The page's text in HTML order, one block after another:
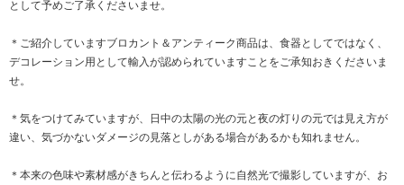
として予めご了承くださいませ。
＊ご紹介していますブロカント＆アンティーク商品は、食器としてではなく、
デコレーション用として輸入が認められていますことをご承知おきくださいま
せ。
＊気をつけてみていますが、日中の太陽の光の元と夜の灯りの元では見え方が
違い、気づかないダメージの見落としがある場合があるかも知れません。
＊本来の色味や素材感がきちんと伝わるように自然光で撮影していますが、お